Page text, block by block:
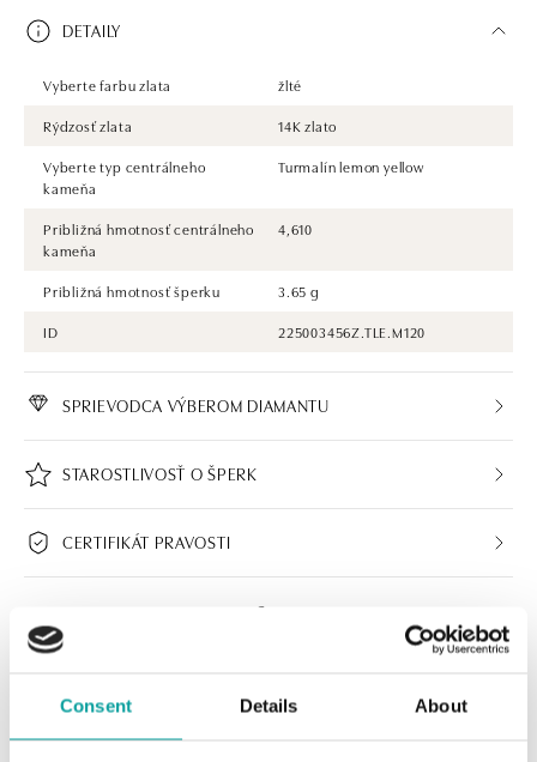
Consent Details About
DETAILY
Vyberte farbu zlata
žlté
Rýdzosť zlata
14K zlato
Vyberte typ centrálneho
kameňa
Turmalín lemon yellow
Približná hmotnosť centrálneho
kameňa
4,610
Približná hmotnosť šperku
3.65 g
ID
225003456Z.TLE.M120
SPRIEVODCA VÝBEROM DIAMANTU
STAROSTLIVOSŤ O ŠPERK
CERTIFIKÁT PRAVOSTI
ALO BUTIKY